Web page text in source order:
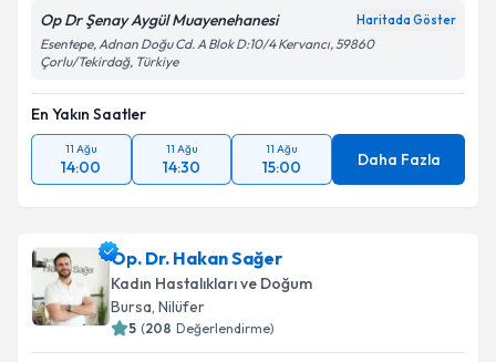
kapsamda işlenmesini kabul ediyorum.
Takvim Talebini Gönder
Op Dr Şenay Aygül Muayenehanesi Haritada Göster
Esentepe, Adnan Doğu Cd. A Blok D:10/4 Kervancı, 59860
Çorlu/Tekirdağ, Türkiye
En Yakın Saatler
11 Ağu
14:00
11 Ağu
14:30
11 Ağu
15:00 Daha Fazla
Op. Dr. Hakan Sağer
Kadın Hastalıkları ve Doğum
Bursa, Nilüfer
5 (208 Değerlendirme)